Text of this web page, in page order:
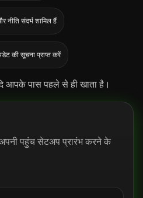
नीति संदर्भ शामिल हैं
की सूचना प्राप्त करें
आपके पास पहले से ही खाता है।
पहुंच सेटअप प्रारंभ करने के